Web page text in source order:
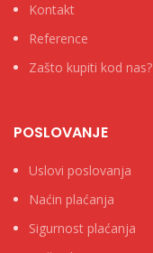
Kontakt
Reference
Zašto kupiti kod nas?
POSLOVANJE
Uslovi poslovanja
Naćin plaćanja
Sigurnost plaćanja